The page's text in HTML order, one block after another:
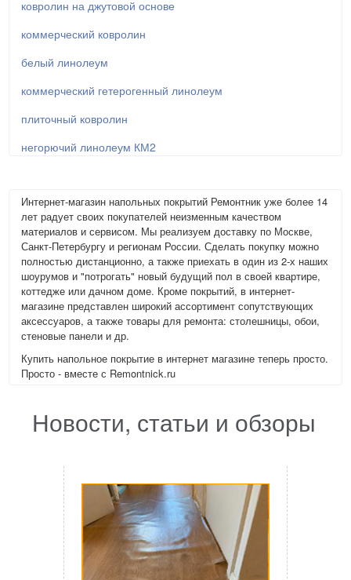
ковролин на джутовой основе
коммерческий ковролин
белый линолеум
коммерческий гетерогенный линолеум
плиточный ковролин
негорючий линолеум КМ2
Интернет-магазин напольных покрытий Ремонтник уже более 14
лет радует своих покупателей неизменным качеством
материалов и сервисом. Мы реализуем доставку по Москве,
Санкт-Петербургу и регионам России. Сделать покупку можно
полностью дистанционно, а также приехать в один из 2-х наших
шоурумов и "потрогать" новый будущий пол в своей квартире,
коттедже или дачном доме. Кроме покрытий, в интернет-
магазине представлен широкий ассортимент сопутствующих
аксессуаров, а также товары для ремонта: столешницы, обои,
стеновые панели и др.
Купить напольное покрытие в интернет магазине теперь просто.
Просто - вместе с Remontnick.ru
Новости, статьи и обзоры